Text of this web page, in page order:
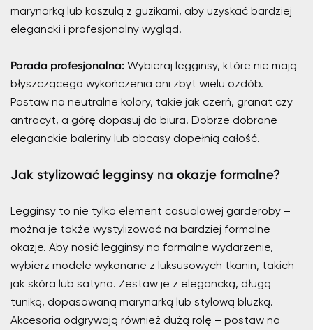
marynarką lub koszulą z guzikami, aby uzyskać bardziej
elegancki i profesjonalny wygląd.
Porada profesjonalna: Wybieraj legginsy, które nie mają
błyszczącego wykończenia ani zbyt wielu ozdób.
Postaw na neutralne kolory, takie jak czerń, granat czy
antracyt, a górę dopasuj do biura. Dobrze dobrane
eleganckie baleriny lub obcasy dopełnią całość.
Jak stylizować legginsy na okazje formalne?
Legginsy to nie tylko element casualowej garderoby –
można je także wystylizować na bardziej formalne
okazje. Aby nosić legginsy na formalne wydarzenie,
wybierz modele wykonane z luksusowych tkanin, takich
jak skóra lub satyna. Zestaw je z elegancką, długą
tuniką, dopasowaną marynarką lub stylową bluzką.
Akcesoria odgrywają również dużą rolę – postaw na